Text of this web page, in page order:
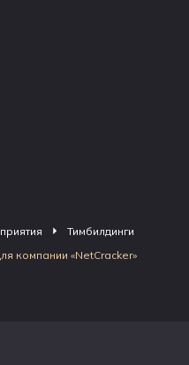
Тимбилдинги
компании «NetCracker»